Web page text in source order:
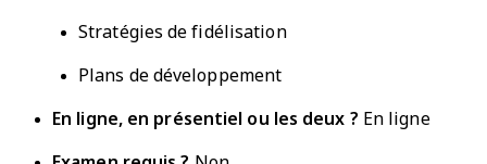
Stratégies de fidélisation
Plans de développement
En ligne, en présentiel ou les deux ? En ligne